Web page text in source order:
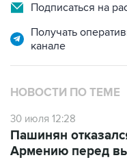
Подписаться на
Получать
канале
НОВОСТИ ПО ТЕМЕ
30 июля 12:28
Пашинян
Армению перед